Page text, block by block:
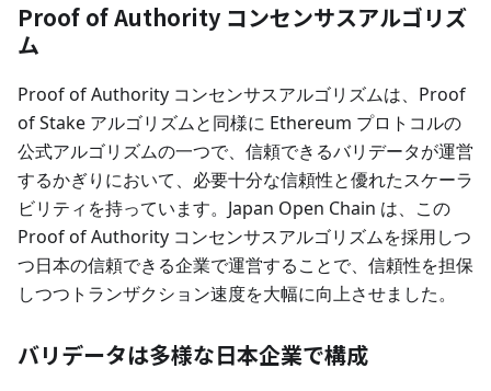
Proof of Authority コンセンサスアルゴリズ
ム
Proof of Authority コンセンサスアルゴリズムは、Proof
of Stake アルゴリズムと同様に Ethereum プロトコルの
公式アルゴリズムの一つで、信頼できるバリデータが運営
するかぎりにおいて、必要十分な信頼性と優れたスケーラ
ビリティを持っています。Japan Open Chain は、この
Proof of Authority コンセンサスアルゴリズムを採用しつ
つ日本の信頼できる企業で運営することで、信頼性を担保
しつつトランザクション速度を大幅に向上させました。
バリデータは多様な日本企業で構成